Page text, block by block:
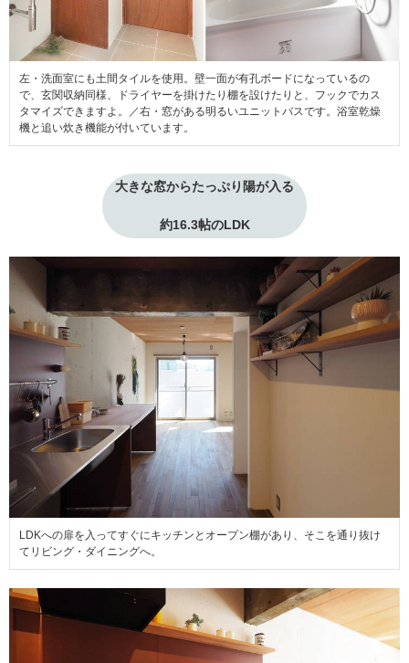
左・洗面室にも土間タイルを使用。壁一面が有孔ボードになっているの
で、玄関収納同様、ドライヤーを掛けたり棚を設けたりと、フックでカス
タマイズできますよ。／右・窓がある明るいユニットバスです。浴室乾燥
機と追い炊き機能が付いています。
大きな窓からたっぷり陽が入る
約16.3帖のLDK
LDKへの扉を入ってすぐにキッチンとオープン棚があり、そこを通り抜け
てリビング・ダイニングへ。